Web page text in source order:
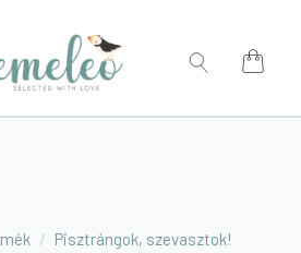
Pisztrángok, szevasztok!